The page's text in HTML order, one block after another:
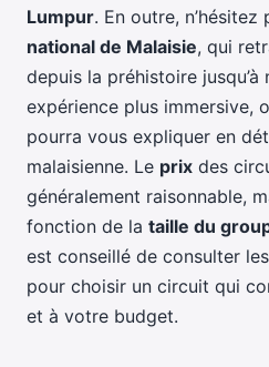
Lumpur. En outre,
national de Malaisie, qui
depuis la préhistoire jusqu’à
expérience plus immersive,
pourra vous expliquer en
malaisienne. Le prix des
généralement raisonnable,
fonction de la taille du
est conseillé de consulter
pour choisir un circuit qui
et à votre budget.